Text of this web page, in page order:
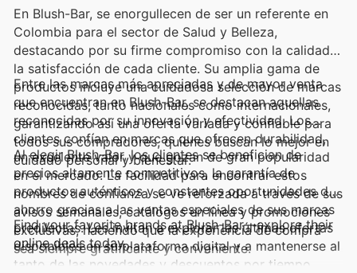
En Blush-Bar, se enorgullecen de ser un referente en
Colombia para el sector de Salud y Belleza,
destacando por su firme compromiso con la calidad y
la satisfacción de cada cliente. Su amplia gama de
productos incluye una cuidadosa selección de marcas
reconocidas, tanto nacionales como internacionales,
garantizando así una oferta variada y confiable para
todos sus compradores, quienes buscan lo mejor en
cuidado personal y bienestar.
Entre las marcas más apreciadas y de mayor venta
que encuentran en Blush-Bar, se destacan aquellas
reconocidas por su innovación y efectividad. Los
clientes confían en marcas que ofrecen durabilidad,
un excelente valor y que gozan de gran popularidad
en el mercado. La facilidad para encontrar estos
nombres de confianza se ve reforzada a través de sus
avisos semanales, catálogos en línea y promociones
exclusivas, haciendo que la experiencia de compra
sea siempre gratificante y conveniente.
Al elegir Blush-Bar, los clientes se benefician de
precios altamente competitivos, la garantía de
productos auténticos y constantes oportunidades de
ahorro gracias a las ventas especiales de sus marcas
predilectas. Les invitan a explorar las últimas ofertas
disponibles en su plataforma digital y a mantenerse al
tanto de las novedades y descuentos por tiempo
Find your favorite brands at Blush-Bar—explore their
online deals today.